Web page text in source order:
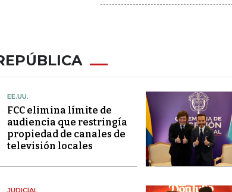
EE.UU.
FCC elimina límite de
audiencia que restringía
propiedad de canales de
televisión locales